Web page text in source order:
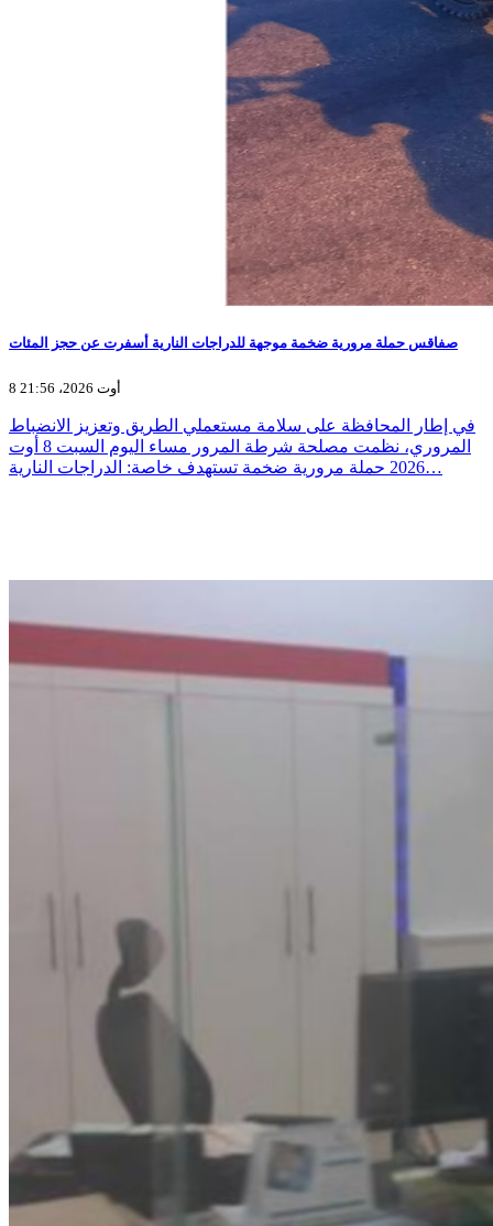
صفاقس حملة مرورية ضخمة موجهة للدراجات النارية أسفرت عن حجز المئات
8 أوت 2026، 21:56
في إطار المحافظة على سلامة مستعملي الطريق وتعزيز الانضباط
المروري، نظمت مصلحة شرطة المرور مساء اليوم السبت 8 أوت
2026 حملة مرورية ضخمة تستهدف خاصة: الدراجات النارية…